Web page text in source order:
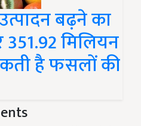
बढ़ने का
मिलियन
है फसलों की